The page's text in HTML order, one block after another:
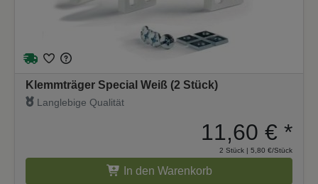
Klemmträger Special Weiß (2 Stück)
Langlebige Qualität
11,60 € *
2 Stück | 5,80 €/Stück
In den Warenkorb